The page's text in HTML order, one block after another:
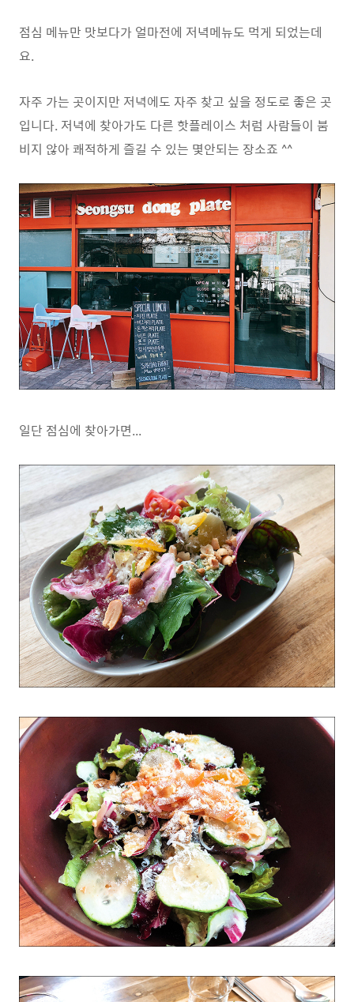
점심 메뉴만 맛보다가 얼마전에 저녁메뉴도 먹게 되었는데
요.
자주 가는 곳이지만 저녁에도 자주 찾고 싶을 정도로 좋은 곳
입니다. 저녁에 찾아가도 다른 핫플레이스 처럼 사람들이 붐
비지 않아 쾌적하게 즐길 수 있는 몇안되는 장소죠 ^^
일단 점심에 찾아가면...